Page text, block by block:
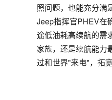
照问题，也能充分满
Jeep指挥官PHEV在
途低油耗高续航的需
家族，还是续航能力
过和世界"来电"，拓